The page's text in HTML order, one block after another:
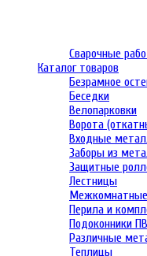
Сварочные
Каталог товаров
Безрамное
Беседки
Велопарковки
Ворота
Входные
Заборы из
Защитные
Лестницы
Перила и
Подоконники
Различные
Теплицы